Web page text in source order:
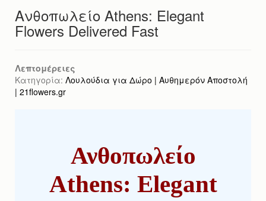
Ανθοπωλείο Athens: Elegant
Flowers Delivered Fast
Λεπτομέρειες
Κατηγορία: Λουλούδια για Δώρο | Αυθημερόν Αποστολή
| 21flowers.gr
Ανθοπωλείο
Athens: Elegant